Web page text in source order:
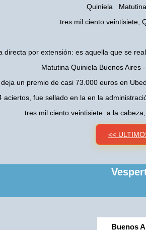
Quiniela
tres mil ciento veintisiete,
directa por extensión: es aquella que se
Matutina Quiniela Buenos Aires
un premio de casi 73.000 euros en
aciertos, fue sellado en la en la
tres mil ciento veintisiete a la
<<
Buenos